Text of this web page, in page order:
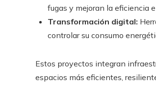
fugas y mejoran la eficiencia
Transformación digital:
controlar su consumo
Estos proyectos integran
espacios más eficientes,